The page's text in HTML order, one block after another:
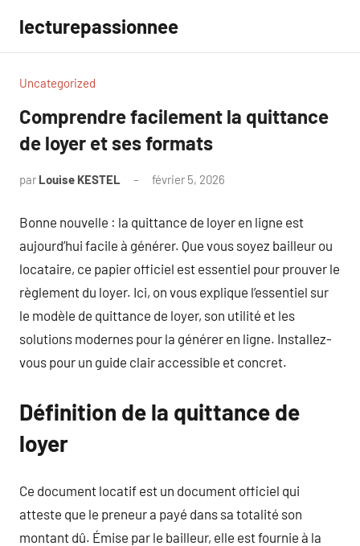
contenu
lecturepassionnee
Uncategorized
Comprendre facilement la quittance
de loyer et ses formats
par Louise KESTEL février 5, 2026
Bonne nouvelle : la quittance de loyer en ligne est
aujourd’hui facile à générer. Que vous soyez bailleur ou
locataire, ce papier officiel est essentiel pour prouver le
règlement du loyer. Ici, on vous explique l’essentiel sur
le modèle de quittance de loyer, son utilité et les
solutions modernes pour la générer en ligne. Installez-
vous pour un guide clair accessible et concret.
Définition de la quittance de
loyer
Ce document locatif est un document officiel qui
atteste que le preneur a payé dans sa totalité son
montant dû. Émise par le bailleur, elle est fournie à la